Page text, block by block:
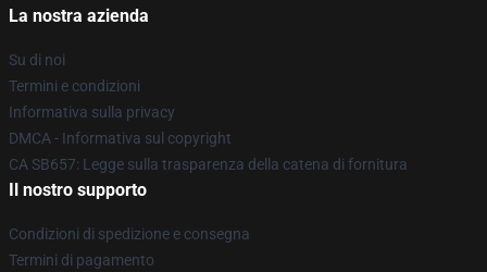
La nostra azienda
Su di noi
Termini e condizioni
Informativa sulla privacy
DMCA - Informativa sul copyright
CA SB657: Legge sulla trasparenza della catena di fornitura
Il nostro supporto
Condizioni di spedizione e consegna
Termini di pagamento